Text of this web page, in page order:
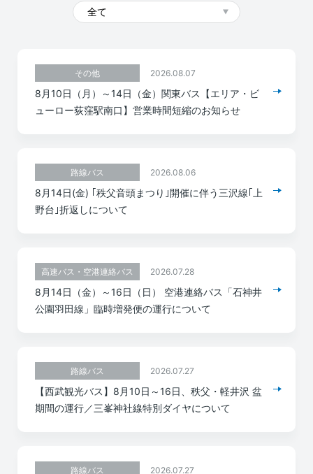
その他 2026.08.07
8月10日（月）～14日（金）関東バス【エリア・ビ
ューロー荻窪駅南口】営業時間短縮のお知らせ
路線バス 2026.08.06
8月14日(金) ｢秩父音頭まつり｣開催に伴う三沢線｢上
野台｣折返しについて
高速バス・空港連絡バス 2026.07.28
8月14日（金）～16日（日） 空港連絡バス「石神井
公園羽田線」臨時増発便の運行について
路線バス 2026.07.27
【西武観光バス】8月10日～16日、秩父・軽井沢 盆
期間の運行／三峯神社線特別ダイヤについて
路線バス 2026.07.27